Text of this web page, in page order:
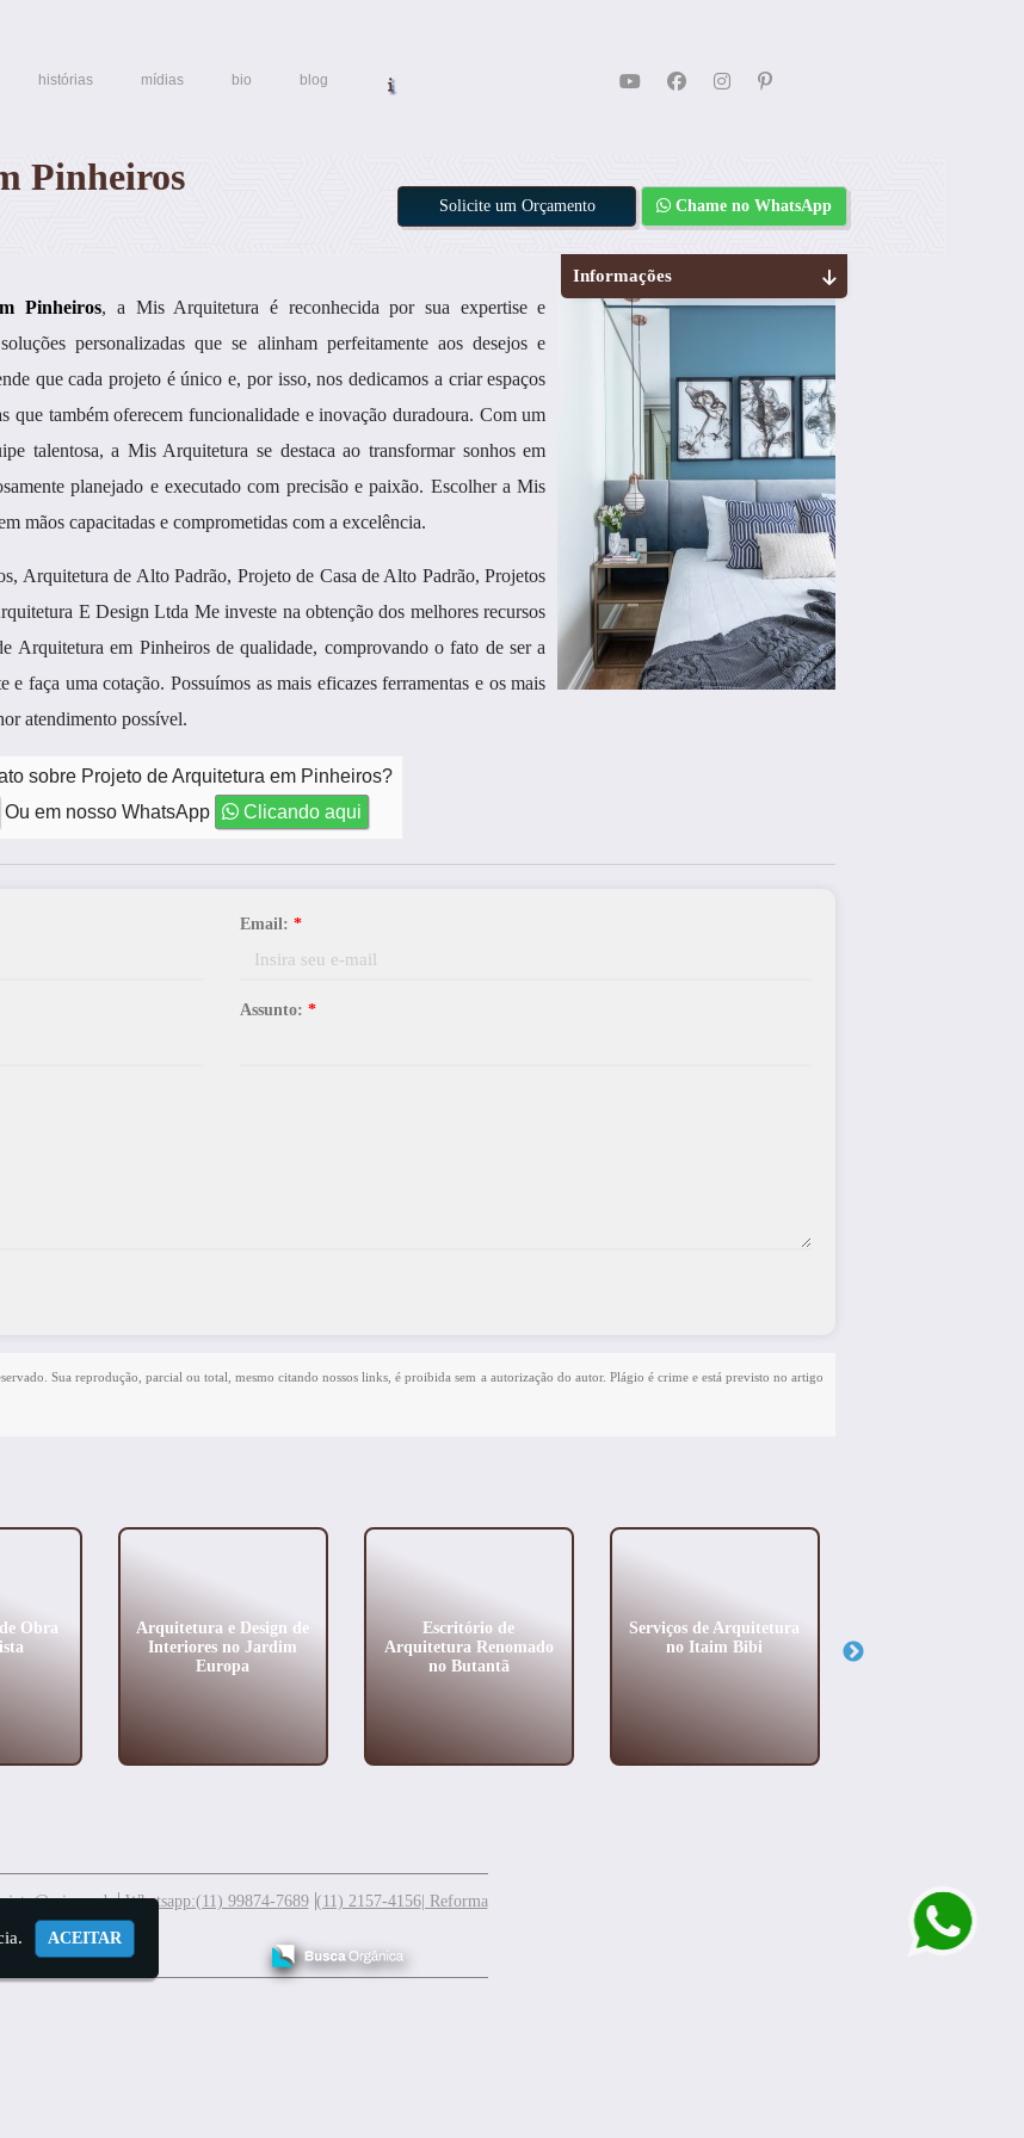
histórias mídias bio blog
Pinheiros
Solicite um Orçamento Chame no WhatsApp
Pinheiros, a Mis Arquitetura é reconhecida por sua expertise e
personalizadas que se alinham perfeitamente aos desejos e
que cada projeto é único e, por isso, nos dedicamos a criar espaços
que também oferecem funcionalidade e inovação duradoura. Com um
talentosa, a Mis Arquitetura se destaca ao transformar sonhos em
planejado e executado com precisão e paixão. Escolher a Mis
mãos capacitadas e comprometidas com a excelência.
Arquitetura de Alto Padrão, Projeto de Casa de Alto Padrão, Projetos
E Design Ltda Me investe na obtenção dos melhores recursos
Arquitetura em Pinheiros de qualidade, comprovando o fato de ser a
faça uma cotação. Possuímos as mais eficazes ferramentas e os mais
atendimento possível.
sobre Projeto de Arquitetura em Pinheiros?
Ou em nosso WhatsApp Clicando aqui
Email: *
Assunto: *
Sua reprodução, parcial ou total, mesmo citando nossos links, é proibida sem a autorização do autor. Plágio é crime e está previsto no artigo
Informações
Obra
Arquitetura e Design de
Interiores no Jardim
Europa
Escritório de
Arquitetura Renomado
no Butantã
Serviços de Arquitetura
no Itaim Bibi
Whatsapp:(11) 99874-7689 (11) 2157-4156| Reforma
ACEITAR